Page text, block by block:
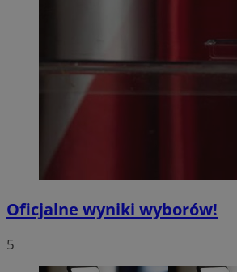
Oficjalne wyniki wyborów!
5